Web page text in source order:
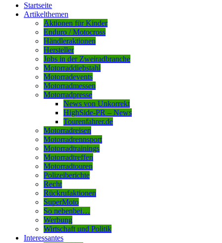
Startseite
Artikelthemen
Aktionen für Kinder
Enduro / Motocross
Händleraktionen
Hersteller
Jobs in der Zweiradbranche
Motorraddiebstahl
Motorradevents
Motorradmessen
Motorradpresse
News von Unkorrekt
HighSide-PR – News
Tourenfahrer.de
Motorradreisen
Motorradrennsport
Motorradtrainings
Motorradtreffen
Motorradtouren
Polizeiberichte
Recht
Rückrufaktionen
SuperMoto
So nebenbei…
Werbung
Wirtschaft und Politik
Interessantes